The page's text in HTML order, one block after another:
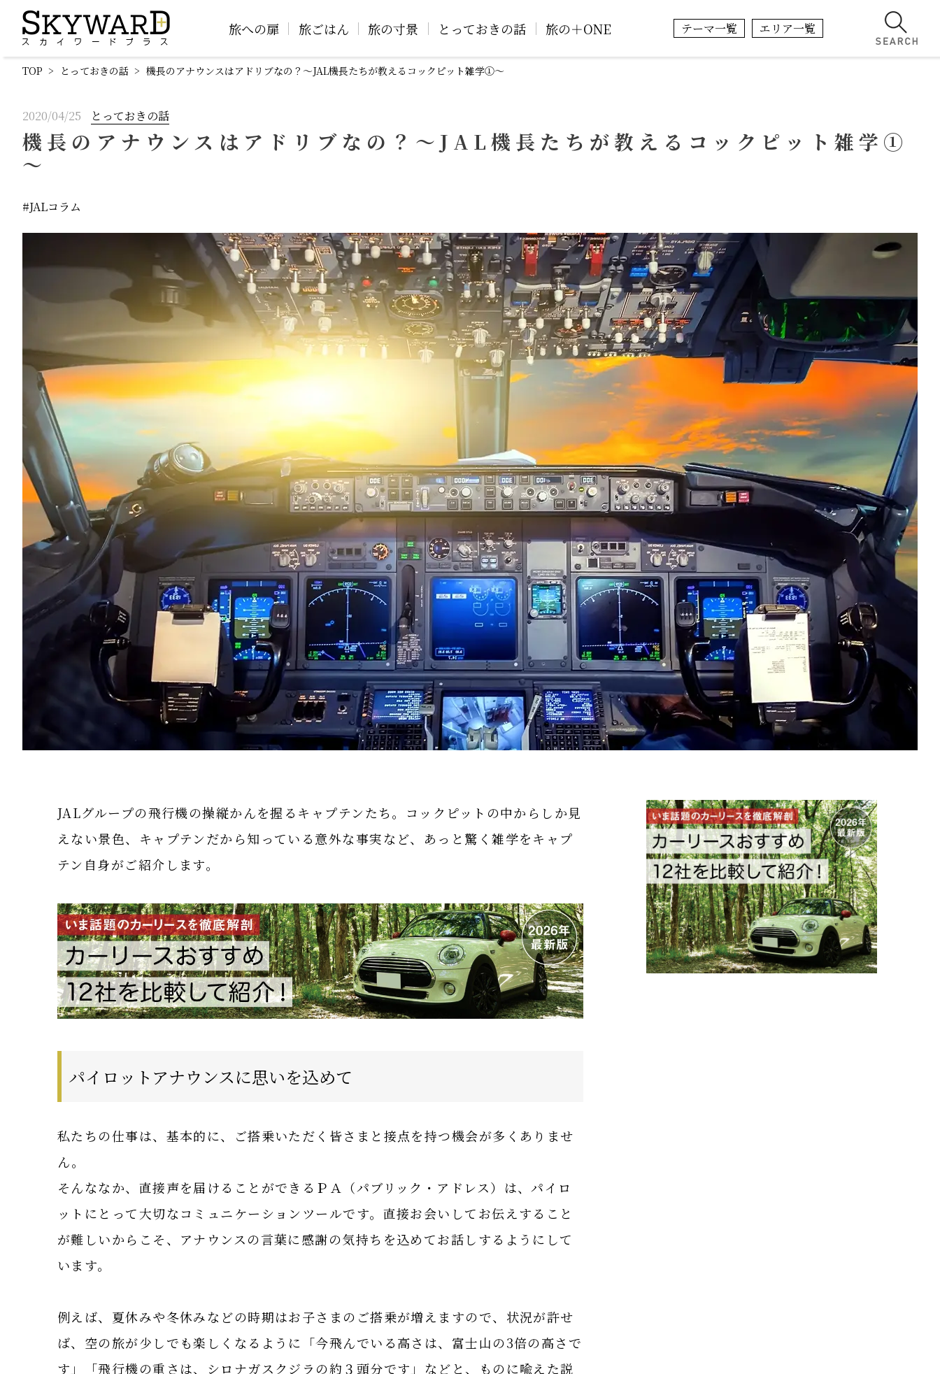
旅への扉 旅ごはん 旅の寸景 とっておきの話 旅の＋ONE テーマ一覧 エリア一覧
TOP とっておきの話 機長のアナウンスはアドリブなの？～JAL機長たちが教えるコックピット雑学①～
2020/04/25 とっておきの話
機長のアナウンスはアドリブなの？～JAL機長たちが教えるコックピット雑学①
～
JALコラム
JALグループの飛行機の操縦かんを握るキャプテンたち。コックピットの中からしか見
えない景色、キャプテンだから知っている意外な事実など、あっと驚く雑学をキャプ
テン自身がご紹介します。
パイロットアナウンスに思いを込めて
私たちの仕事は、基本的に、ご搭乗いただく皆さまと接点を持つ機会が多くありませ
ん。
そんななか、直接声を届けることができるＰＡ（パブリック・アドレス）は、パイロ
ットにとって大切なコミュニケーションツールです。直接お会いしてお伝えすること
が難しいからこそ、アナウンスの言葉に感謝の気持ちを込めてお話しするようにして
います。
例えば、夏休みや冬休みなどの時期はお子さまのご搭乗が増えますので、状況が許せ
ば、空の旅が少しでも楽しくなるように「今飛んでいる高さは、富士山の3倍の高さで
す」「飛行機の重さは、シロナガスクジラの約３頭分です」などと、ものに喩えた説